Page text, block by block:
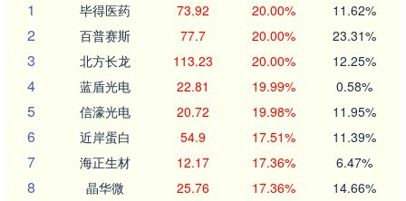
1
毕得医药 73.92 20.00% 11.62%
2 百普赛斯 77.7 20.00% 23.31%
3 北方长龙 113.23 20.00% 12.25%
4 蓝盾光电 22.81 19.99% 0.58%
5 信濠光电 20.72 19.98% 11.95%
6 近岸蛋白 54.9 17.51% 11.39%
7 海正生材 12.17 17.36% 6.47%
8 晶华微 25.76 17.36% 14.66%